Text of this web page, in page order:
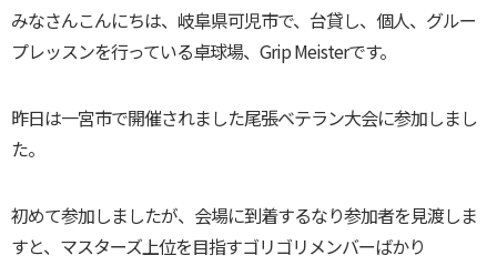
みなさんこんにちは、岐阜県可児市で、台貸し、個人、グルー
プレッスンを行っている卓球場、Grip Meisterです。
昨日は一宮市で開催されました尾張ベテラン大会に参加しまし
た。
初めて参加しましたが、会場に到着するなり参加者を見渡しま
すと、マスターズ上位を目指すゴリゴリメンバーばかり